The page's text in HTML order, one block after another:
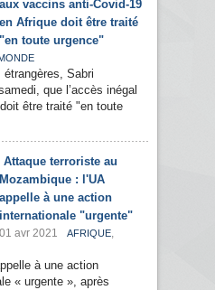
aux vaccins anti-Covid-19
en Afrique doit être traité
"en toute urgence"
Sabri
que l’accès inégal
être traité "en toute
Attaque terroriste au
Mozambique : l'UA
appelle à une action
internationale "urgente"
01 avr 2021 AFRIQUE,
à une action
« urgente », après